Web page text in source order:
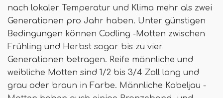
nach lokaler Temperatur und Klima mehr als zwei
Generationen pro Jahr haben. Unter günstigen
Bedingungen können Codling -Motten zwischen
Frühling und Herbst sogar bis zu vier
Generationen betragen. Reife männliche und
weibliche Motten sind 1/2 bis 3/4 Zoll lang und
grau oder braun in Farbe. Männliche Kabeljau -